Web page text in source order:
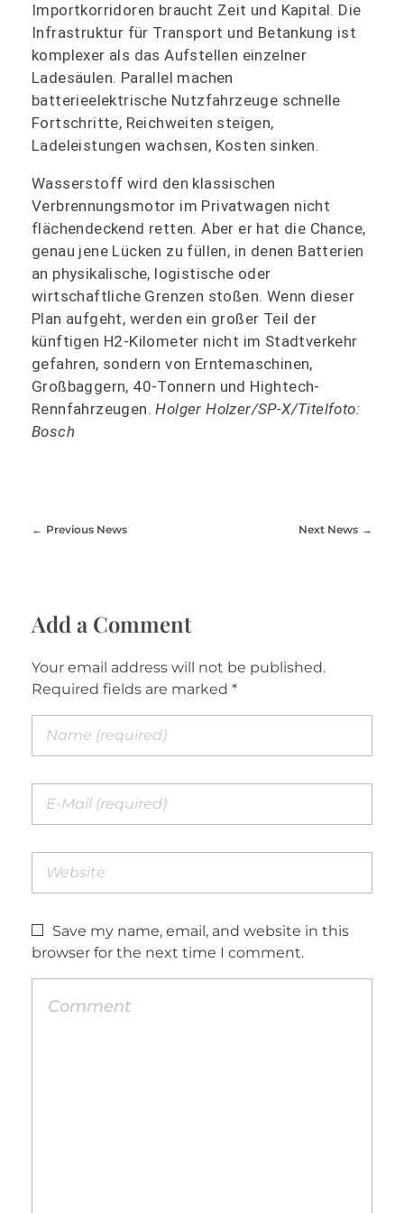
Importkorridoren braucht Zeit und Kapital. Die
Infrastruktur für Transport und Betankung ist
komplexer als das Aufstellen einzelner
Ladesäulen. Parallel machen
batterieelektrische Nutzfahrzeuge schnelle
Fortschritte, Reichweiten steigen,
Ladeleistungen wachsen, Kosten sinken.
Wasserstoff wird den klassischen
Verbrennungsmotor im Privatwagen nicht
flächendeckend retten. Aber er hat die Chance,
genau jene Lücken zu füllen, in denen Batterien
an physikalische, logistische oder
wirtschaftliche Grenzen stoßen. Wenn dieser
Plan aufgeht, werden ein großer Teil der
künftigen H2-Kilometer nicht im Stadtverkehr
gefahren, sondern von Erntemaschinen,
Großbaggern, 40-Tonnern und Hightech-
Rennfahrzeugen.Holger Holzer/SP-X/Titelfoto:
Bosch
Previous News Next News
Add a Comment
Your email address will not be published.
Required fields are marked *
Save my name, email, and website in this
browser for the next time I comment.